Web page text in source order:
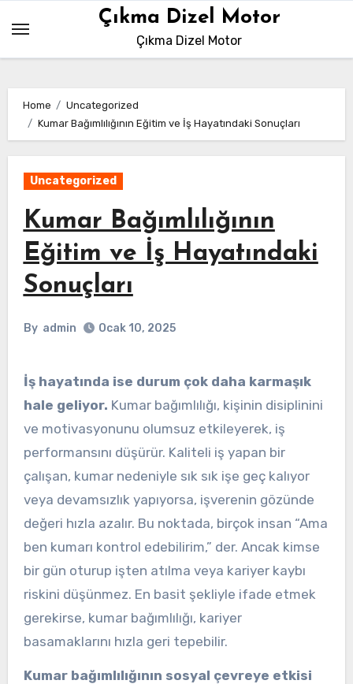
content
Çıkma Dizel Motor
Çıkma Dizel Motor
Home
Uncategorized
Kumar Bağımlılığının Eğitim ve İş Hayatındaki Sonuçları
Uncategorized
Kumar Bağımlılığının
Eğitim ve İş Hayatındaki
Sonuçları
By admin Ocak 10, 2025
İş hayatında ise durum çok daha karmaşık
hale geliyor. Kumar bağımlılığı, kişinin disiplinini
ve motivasyonunu olumsuz etkileyerek, iş
performansını düşürür. Kaliteli iş yapan bir
çalışan, kumar nedeniyle sık sık işe geç kalıyor
veya devamsızlık yapıyorsa, işverenin gözünde
değeri hızla azalır. Bu noktada, birçok insan “Ama
ben kumarı kontrol edebilirim,” der. Ancak kimse
bir gün oturup işten atılma veya kariyer kaybı
riskini düşünmez. En basit şekliyle ifade etmek
gerekirse, kumar bağımlılığı, kariyer
basamaklarını hızla geri tepebilir.
Kumar bağımlılığının sosyal çevreye etkisi